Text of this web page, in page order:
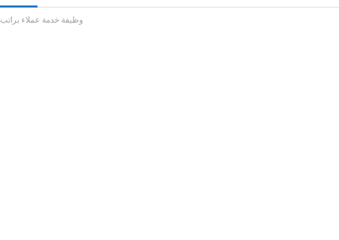
وظيفة خدمة عملاء براتب 7000 جنيه و مواصلات من الشركة